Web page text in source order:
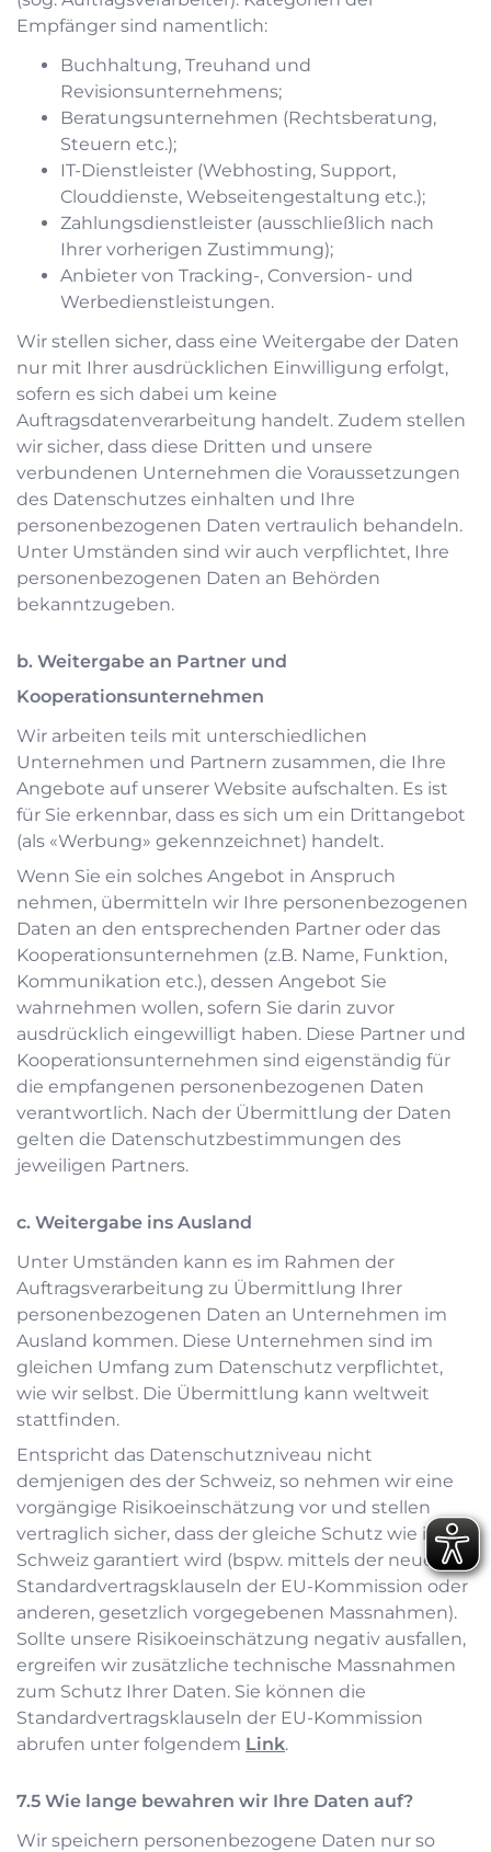
Empfänger sind namentlich:
Buchhaltung, Treuhand und
Revisionsunternehmens;
Beratungsunternehmen (Rechtsberatung,
Steuern etc.);
IT-Dienstleister (Webhosting, Support,
Clouddienste, Webseitengestaltung etc.);
Zahlungsdienstleister (ausschließlich nach
Ihrer vorherigen Zustimmung);
Anbieter von Tracking-, Conversion- und
Werbedienstleistungen.
Wir stellen sicher, dass eine Weitergabe der Daten
nur mit Ihrer ausdrücklichen Einwilligung erfolgt,
sofern es sich dabei um keine
Auftragsdatenverarbeitung handelt. Zudem stellen
wir sicher, dass diese Dritten und unsere
verbundenen Unternehmen die Voraussetzungen
des Datenschutzes einhalten und Ihre
personenbezogenen Daten vertraulich behandeln.
Unter Umständen sind wir auch verpflichtet, Ihre
personenbezogenen Daten an Behörden
bekanntzugeben.
b. Weitergabe an Partner und
Kooperationsunternehmen
Wir arbeiten teils mit unterschiedlichen
Unternehmen und Partnern zusammen, die Ihre
Angebote auf unserer Website aufschalten. Es ist
für Sie erkennbar, dass es sich um ein Drittangebot
(als «Werbung» gekennzeichnet) handelt.
Wenn Sie ein solches Angebot in Anspruch
nehmen, übermitteln wir Ihre personenbezogenen
Daten an den entsprechenden Partner oder das
Kooperationsunternehmen (z.B. Name, Funktion,
Kommunikation etc.), dessen Angebot Sie
wahrnehmen wollen, sofern Sie darin zuvor
ausdrücklich eingewilligt haben. Diese Partner und
Kooperationsunternehmen sind eigenständig für
die empfangenen personenbezogenen Daten
verantwortlich. Nach der Übermittlung der Daten
gelten die Datenschutzbestimmungen des
jeweiligen Partners.
c. Weitergabe ins Ausland
Unter Umständen kann es im Rahmen der
Auftragsverarbeitung zu Übermittlung Ihrer
personenbezogenen Daten an Unternehmen im
Ausland kommen. Diese Unternehmen sind im
gleichen Umfang zum Datenschutz verpflichtet,
wie wir selbst. Die Übermittlung kann weltweit
stattfinden.
Entspricht das Datenschutzniveau nicht
demjenigen des der Schweiz, so nehmen wir eine
vorgängige Risikoeinschätzung vor und stellen
vertraglich sicher, dass der gleiche Schutz wie in der
Schweiz garantiert wird (bspw. mittels der neuen
Standardvertragsklauseln der EU-Kommission oder
anderen, gesetzlich vorgegebenen Massnahmen).
Sollte unsere Risikoeinschätzung negativ ausfallen,
ergreifen wir zusätzliche technische Massnahmen
zum Schutz Ihrer Daten. Sie können die
Standardvertragsklauseln der EU-Kommission
abrufen unter folgendem Link.
Wie lange bewahren wir Ihre Daten auf?
Wir speichern personenbezogene Daten nur so